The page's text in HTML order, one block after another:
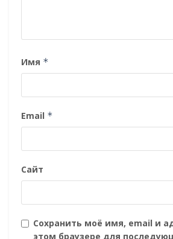
Имя *
Email *
Сайт
Сохранить моё имя, email и
этом браузере для